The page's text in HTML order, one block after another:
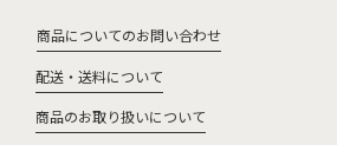
商品についてのお問い合わせ
配送・送料について
商品のお取り扱いについて